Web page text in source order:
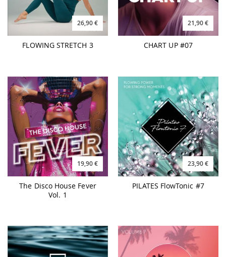
26,90 €
FLOWING STRETCH 3
21,90 €
CHART UP #07
19,90 €
The Disco House Fever
Vol. 1
23,90 €
PILATES FlowTonic #7